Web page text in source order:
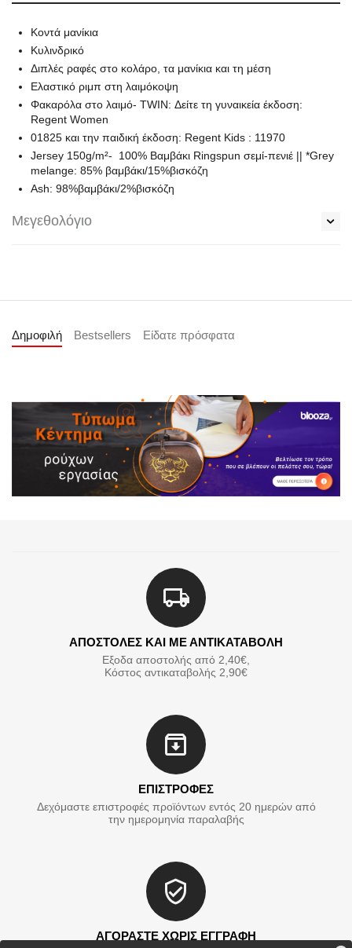
Κοντά μανίκια
Κυλινδρικό
Διπλές ραφές στο κολάρο, τα μανίκια και τη μέση
Ελαστικό ριμπ στη λαιμόκοψη
Φακαρόλα στο λαιμό- TWIN: Δείτε τη γυναικεία έκδοση:
Regent Women
01825 και την παιδική έκδοση: Regent Kids : 11970
Jersey 150g/m²- 100% Βαμβάκι Ringspun σεμί-πενιέ || *Grey
melange: 85% βαμβάκι/15%βισκόζη
Ash: 98%βαμβάκι/2%βισκόζη
Μεγεθολόγιο
Δημοφιλή Bestsellers Είδατε πρόσφατα
ΑΠΟΣΤΟΛΕΣ ΚΑΙ ΜΕ ΑΝΤΙΚΑΤΑΒΟΛΗ
Εξοδα αποστολής από 2,40€,
Κόστος αντικαταβολής 2,90€
ΕΠΙΣΤΡΟΦΕΣ
Δεχόμαστε επιστροφές προϊόντων εντός 20 ημερών από
την ημερομηνία παραλαβής
ΑΓΟΡΑΣΤΕ ΧΩΡΙΣ ΕΓΓΡΑΦΗ